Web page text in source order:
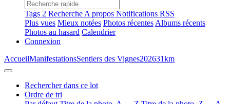
Tags 2 Recherche A propos Notifications RSS
Plus vues Mieux notées Photos récentes Albums récents
Photos au hasard Calendrier
Connexion
AccueilManifestationsSentiers des Vignes202631km
Rechercher dans ce lot
Ordre de tri